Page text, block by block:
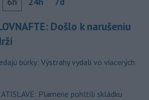
Došlo k narušeniu
búrky: Výstrahy vydali vo viacerých
Plamene pohltili skládku